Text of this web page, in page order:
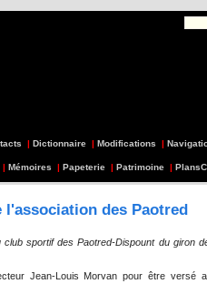
| Dictionnaire | Modifications |
| Mémoires | Papeterie | Patrimoine |
l'association des Paotred
sportif des Paotred-Dispount du giron
Jean-Louis Morvan pour être versé